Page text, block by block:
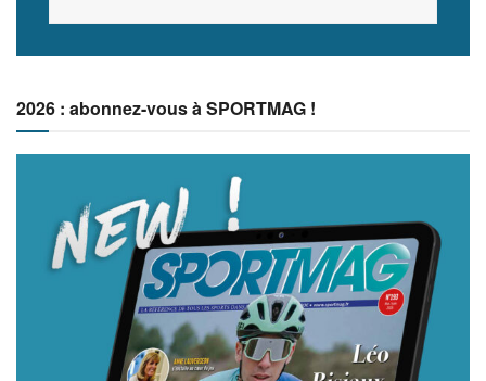
2026 : abonnez-vous à SPORTMAG !